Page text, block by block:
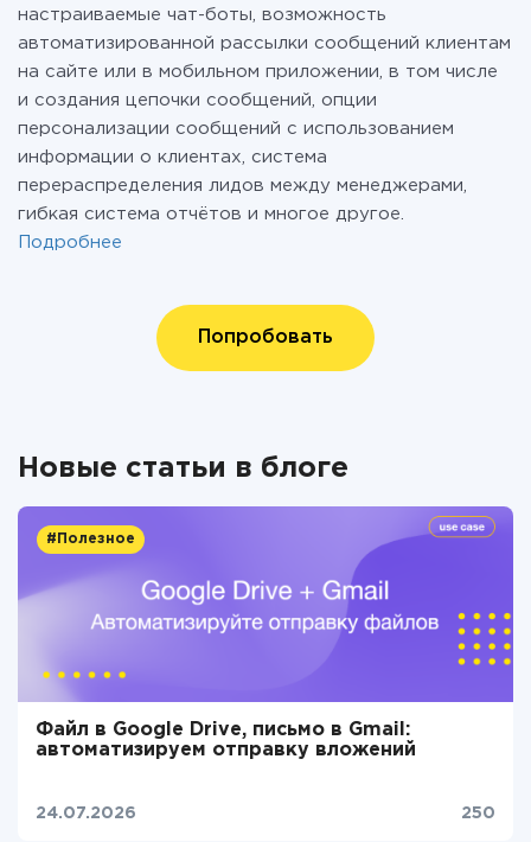
настраиваемые чат-боты, возможность
автоматизированной рассылки сообщений клиентам
на сайте или в мобильном приложении, в том числе
и создания цепочки сообщений, опции
персонализации сообщений с использованием
информации о клиентах, система
перераспределения лидов между менеджерами,
гибкая система отчётов и многое другое.
Подробнее
Попробовать
Новые статьи в блоге
#Полезное
Файл в Google Drive, письмо в Gmail:
автоматизируем отправку вложений
24.07.2026 250